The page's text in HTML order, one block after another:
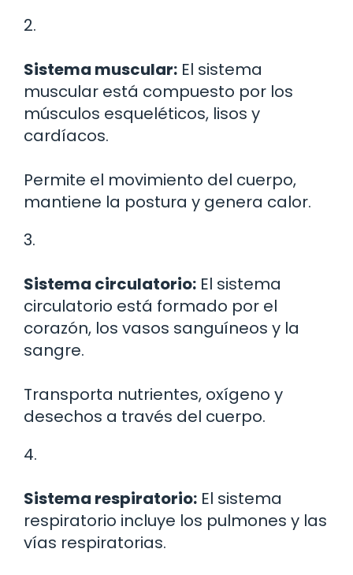
2.
Sistema muscular: El sistema
muscular está compuesto por los
músculos esqueléticos, lisos y
cardíacos.
Permite el movimiento del cuerpo,
mantiene la postura y genera calor.
3.
Sistema circulatorio: El sistema
circulatorio está formado por el
corazón, los vasos sanguíneos y la
sangre.
Transporta nutrientes, oxígeno y
desechos a través del cuerpo.
4.
Sistema respiratorio: El sistema
respiratorio incluye los pulmones y las
vías respiratorias.